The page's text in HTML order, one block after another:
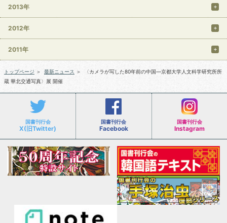
2013年
2012年
2011年
トップページ ＞ 最新ニュース ＞
〈カメラが写した80年前の中国―京都大学人文科学研究所所
蔵 華北交通写真〉展 開催
国書刊行会
X(旧Twitter)
国書刊行会
Facebook
国書刊行会
Instagram